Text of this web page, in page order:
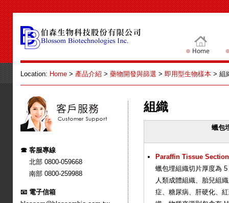
Location: Home > 產品介紹 > 藥物開發與篩選 > 即用型生物樣本 > 組
☎ 客服專線
北部 0800-059668
南部 0800-259988
📧 電子信箱
組織
蠟包
Paraffin Tissue Section
蠟包埋組織切片厚度為
人類成體組織、胎兒組
症、糖尿病、肝硬化、